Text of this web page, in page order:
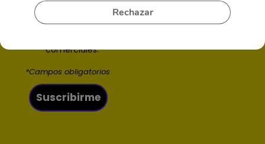
comerciales.*
*Campos obligatorios
Suscribirme
Rechazar